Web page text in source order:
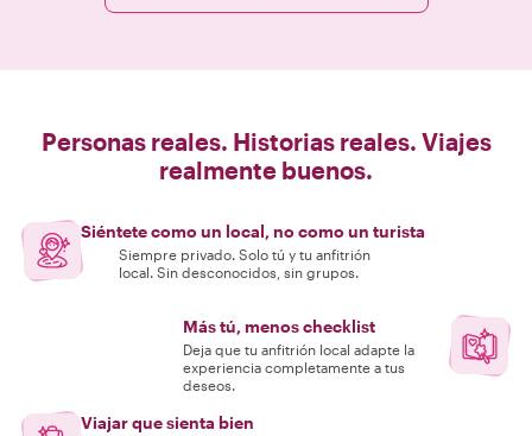
Personas reales. Historias reales. Viajes
realmente buenos.
Siéntete como un local, no como un turista
Siempre privado. Solo tú y tu anfitrión
local. Sin desconocidos, sin grupos.
Más tú, menos checklist
Deja que tu anfitrión local adapte la
experiencia completamente a tus
deseos.
Viajar que sienta bien